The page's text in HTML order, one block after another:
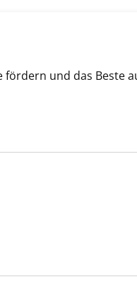
fördern und das Beste